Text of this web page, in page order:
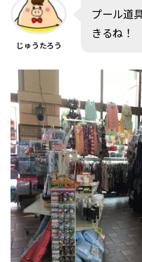
じゅうたろう
プール道
きるね！